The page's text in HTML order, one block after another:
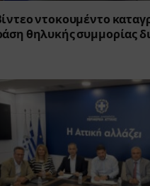
ντοκουμέντο
θηλυκής συμμορίας